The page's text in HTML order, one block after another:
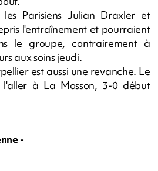
Parisiens Julian Draxler et
l'entraînement et pourraient
le groupe, contrairement à
aux soins jeudi.
est aussi une revanche. Le
l'aller à La Mosson, 3-0 début
-